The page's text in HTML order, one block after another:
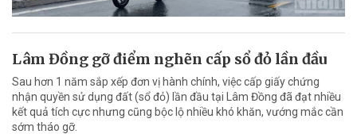
Lâm Đồng gỡ điểm nghẽn cấp sổ đỏ lần đầu
Sau hơn 1 năm sắp xếp đơn vị hành chính, việc cấp giấy chứng
nhận quyền sử dụng đất (sổ đỏ) lần đầu tại Lâm Đồng đã đạt nhiều
kết quả tích cực nhưng cũng bộc lộ nhiều khó khăn, vướng mắc cần
sớm tháo gỡ.